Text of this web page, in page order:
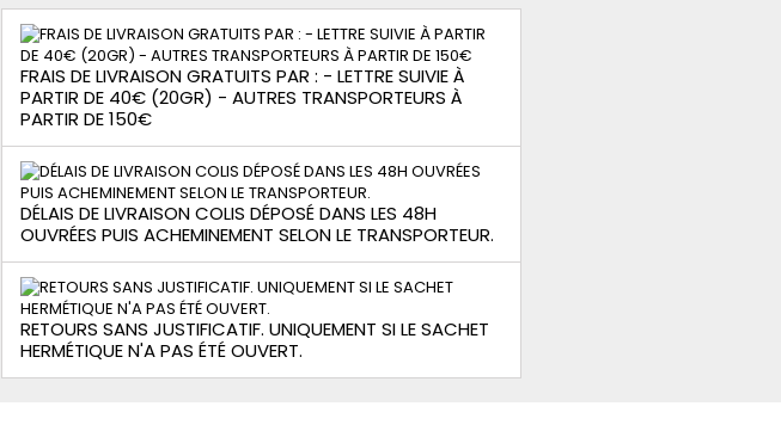
FRAIS DE LIVRAISON GRATUITS PAR : - LETTRE SUIVIE À
PARTIR DE 40€ (20GR) - AUTRES TRANSPORTEURS À
PARTIR DE 150€
DÉLAIS DE LIVRAISON COLIS DÉPOSÉ DANS LES 48H
OUVRÉES PUIS ACHEMINEMENT SELON LE TRANSPORTEUR.
RETOURS SANS JUSTIFICATIF. UNIQUEMENT SI LE SACHET
HERMÉTIQUE N'A PAS ÉTÉ OUVERT.